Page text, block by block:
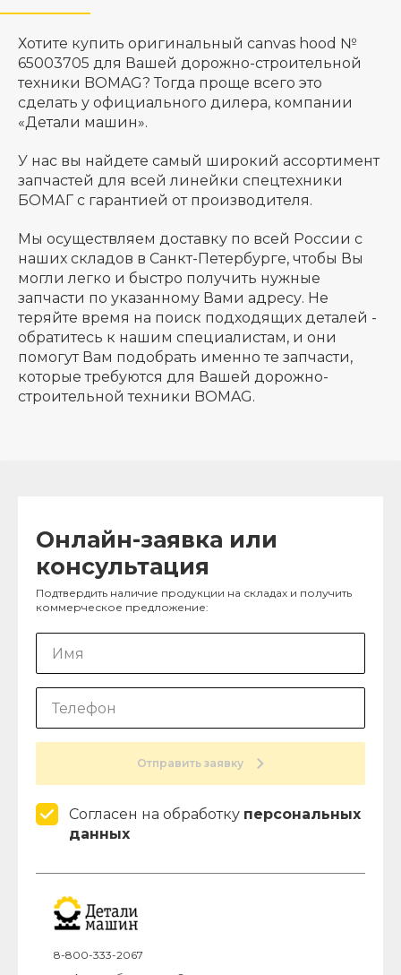
Хотите купить оригинальный canvas hood №
65003705 для Вашей дорожно-строительной
техники BOMAG? Тогда проще всего это
сделать у официального дилера, компании
«Детали машин».
У нас вы найдете самый широкий ассортимент
запчастей для всей линейки спецтехники
БОМАГ с гарантией от производителя.
Мы осуществляем доставку по всей России с
наших складов в Санкт-Петербурге, чтобы Вы
могли легко и быстро получить нужные
запчасти по указанному Вами адресу. Не
теряйте время на поиск подходящих деталей -
обратитесь к нашим специалистам, и они
помогут Вам подобрать именно те запчасти,
которые требуются для Вашей дорожно-
строительной техники BOMAG.
Онлайн-заявка или
консультация
Подтвердить наличие продукции на складах и получить
коммерческое предложение:
Отправить заявку
Согласен на обработку персональных
данных
8-800-333-2067